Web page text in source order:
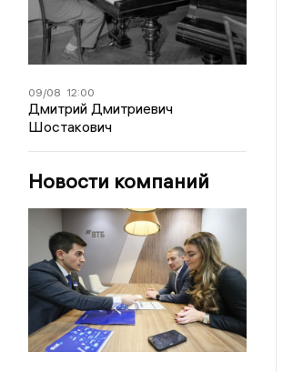
09/08 12:00
Дмитрий Дмитриевич
Шостакович
Новости компаний